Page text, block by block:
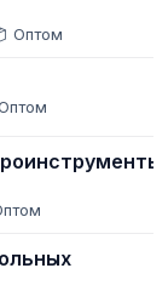
Оптом